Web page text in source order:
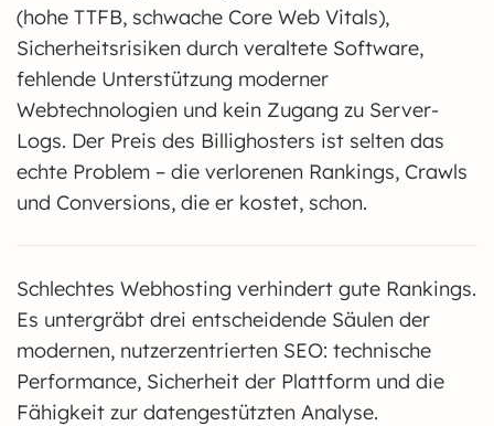
(hohe TTFB, schwache Core Web Vitals),
Sicherheitsrisiken durch veraltete Software,
fehlende Unterstützung moderner
Webtechnologien und kein Zugang zu Server-
Logs. Der Preis des Billighosters ist selten das
echte Problem – die verlorenen Rankings, Crawls
und Conversions, die er kostet, schon.
Schlechtes Webhosting verhindert gute Rankings.
Es untergräbt drei entscheidende Säulen der
modernen, nutzerzentrierten SEO: technische
Performance, Sicherheit der Plattform und die
Fähigkeit zur datengestützten Analyse.